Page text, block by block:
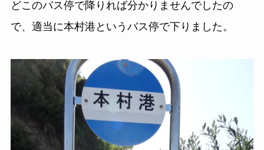
どこのバス停で降りれば分かりませんでしたの
で、適当に本村港というバス停で下りました。